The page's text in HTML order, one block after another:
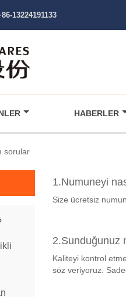
13224191133
HABERLER
sorular
1.Numuneyi
Size ücretsiz
2.Sunduğunuz
Kaliteyi kontrol
söz veriyoruz.